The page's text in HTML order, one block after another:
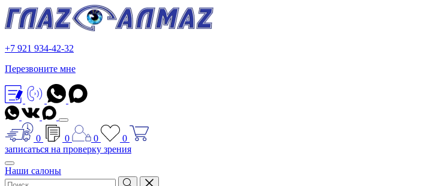
+7 921 934-42-32
Перезвоните мне
0 0 0
0
записаться на проверку зрения
Наши салоны